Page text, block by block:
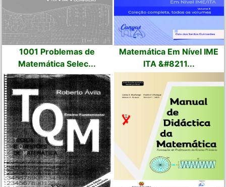
1001 Problemas de
Matemática Selec...
Matemática Em Nível IME
ITA &#8211...